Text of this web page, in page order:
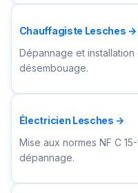
Chauffagiste Lesches →
Dépannage et installation
désembouage.
Électricien Lesches →
Mise aux normes NF C
dépannage.